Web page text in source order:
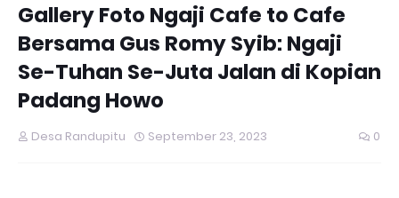
Gallery Foto Ngaji Cafe to Cafe
Bersama Gus Romy Syib: Ngaji
Se-Tuhan Se-Juta Jalan di Kopian
Padang Howo
Desa Randupitu September 23, 2023 0